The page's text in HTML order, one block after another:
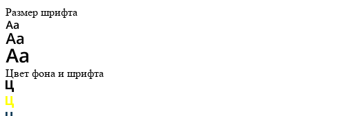
Размер шрифта
Цвет фона и шрифта